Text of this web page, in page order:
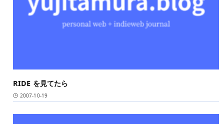
RIDE を見てたら
2007-10-19